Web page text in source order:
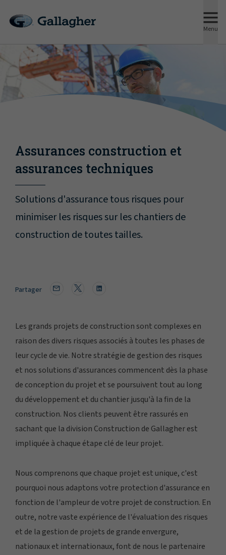
Menu
Assurances construction et
assurances techniques
Solutions d'assurance tous risques pour
minimiser les risques sur les chantiers de
construction de toutes tailles.
Partager
Les grands projets de construction sont complexes en
raison des divers risques associés à toutes les phases de
leur cycle de vie. Notre stratégie de gestion des risques
et nos solutions d'assurances commencent dès la phase
de conception du projet et se poursuivent tout au long
du développement et du chantier jusqu'à la fin de la
construction. Nos clients peuvent être rassurés en
sachant que la division Construction de Gallagher est
impliquée à chaque étape clé de leur projet.
Nous comprenons que chaque projet est unique, c'est
pourquoi nous adaptons votre protection d'assurance en
fonction de l'ampleur de votre projet de construction. En
outre, notre vaste expérience de l'évaluation des risques
et de la gestion de projets de grande envergure,
nationaux et internationaux, font de nous le partenaire